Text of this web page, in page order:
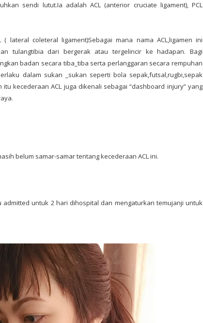
sendi lutut.Ia adalah ACL (anterior cruciate ligament), PCL
( lateral coleteral ligament)Sebagai mana nama ACL,ligamen ini
tulangtibia dari bergerak atau tergelincir ke hadapan. Bagi
badan secara tiba_tiba serta perlanggaran secara rempuhan
dalam sukan _sukan seperti bola sepak,futsal,rugbi,sepak
kecederaan ACL juga dikenali sebagai “dashboard injury” yang
belum samar-samar tentang kecederaan ACL ini.
untuk 2 hari dihospital dan mengaturkan temujanji untuk